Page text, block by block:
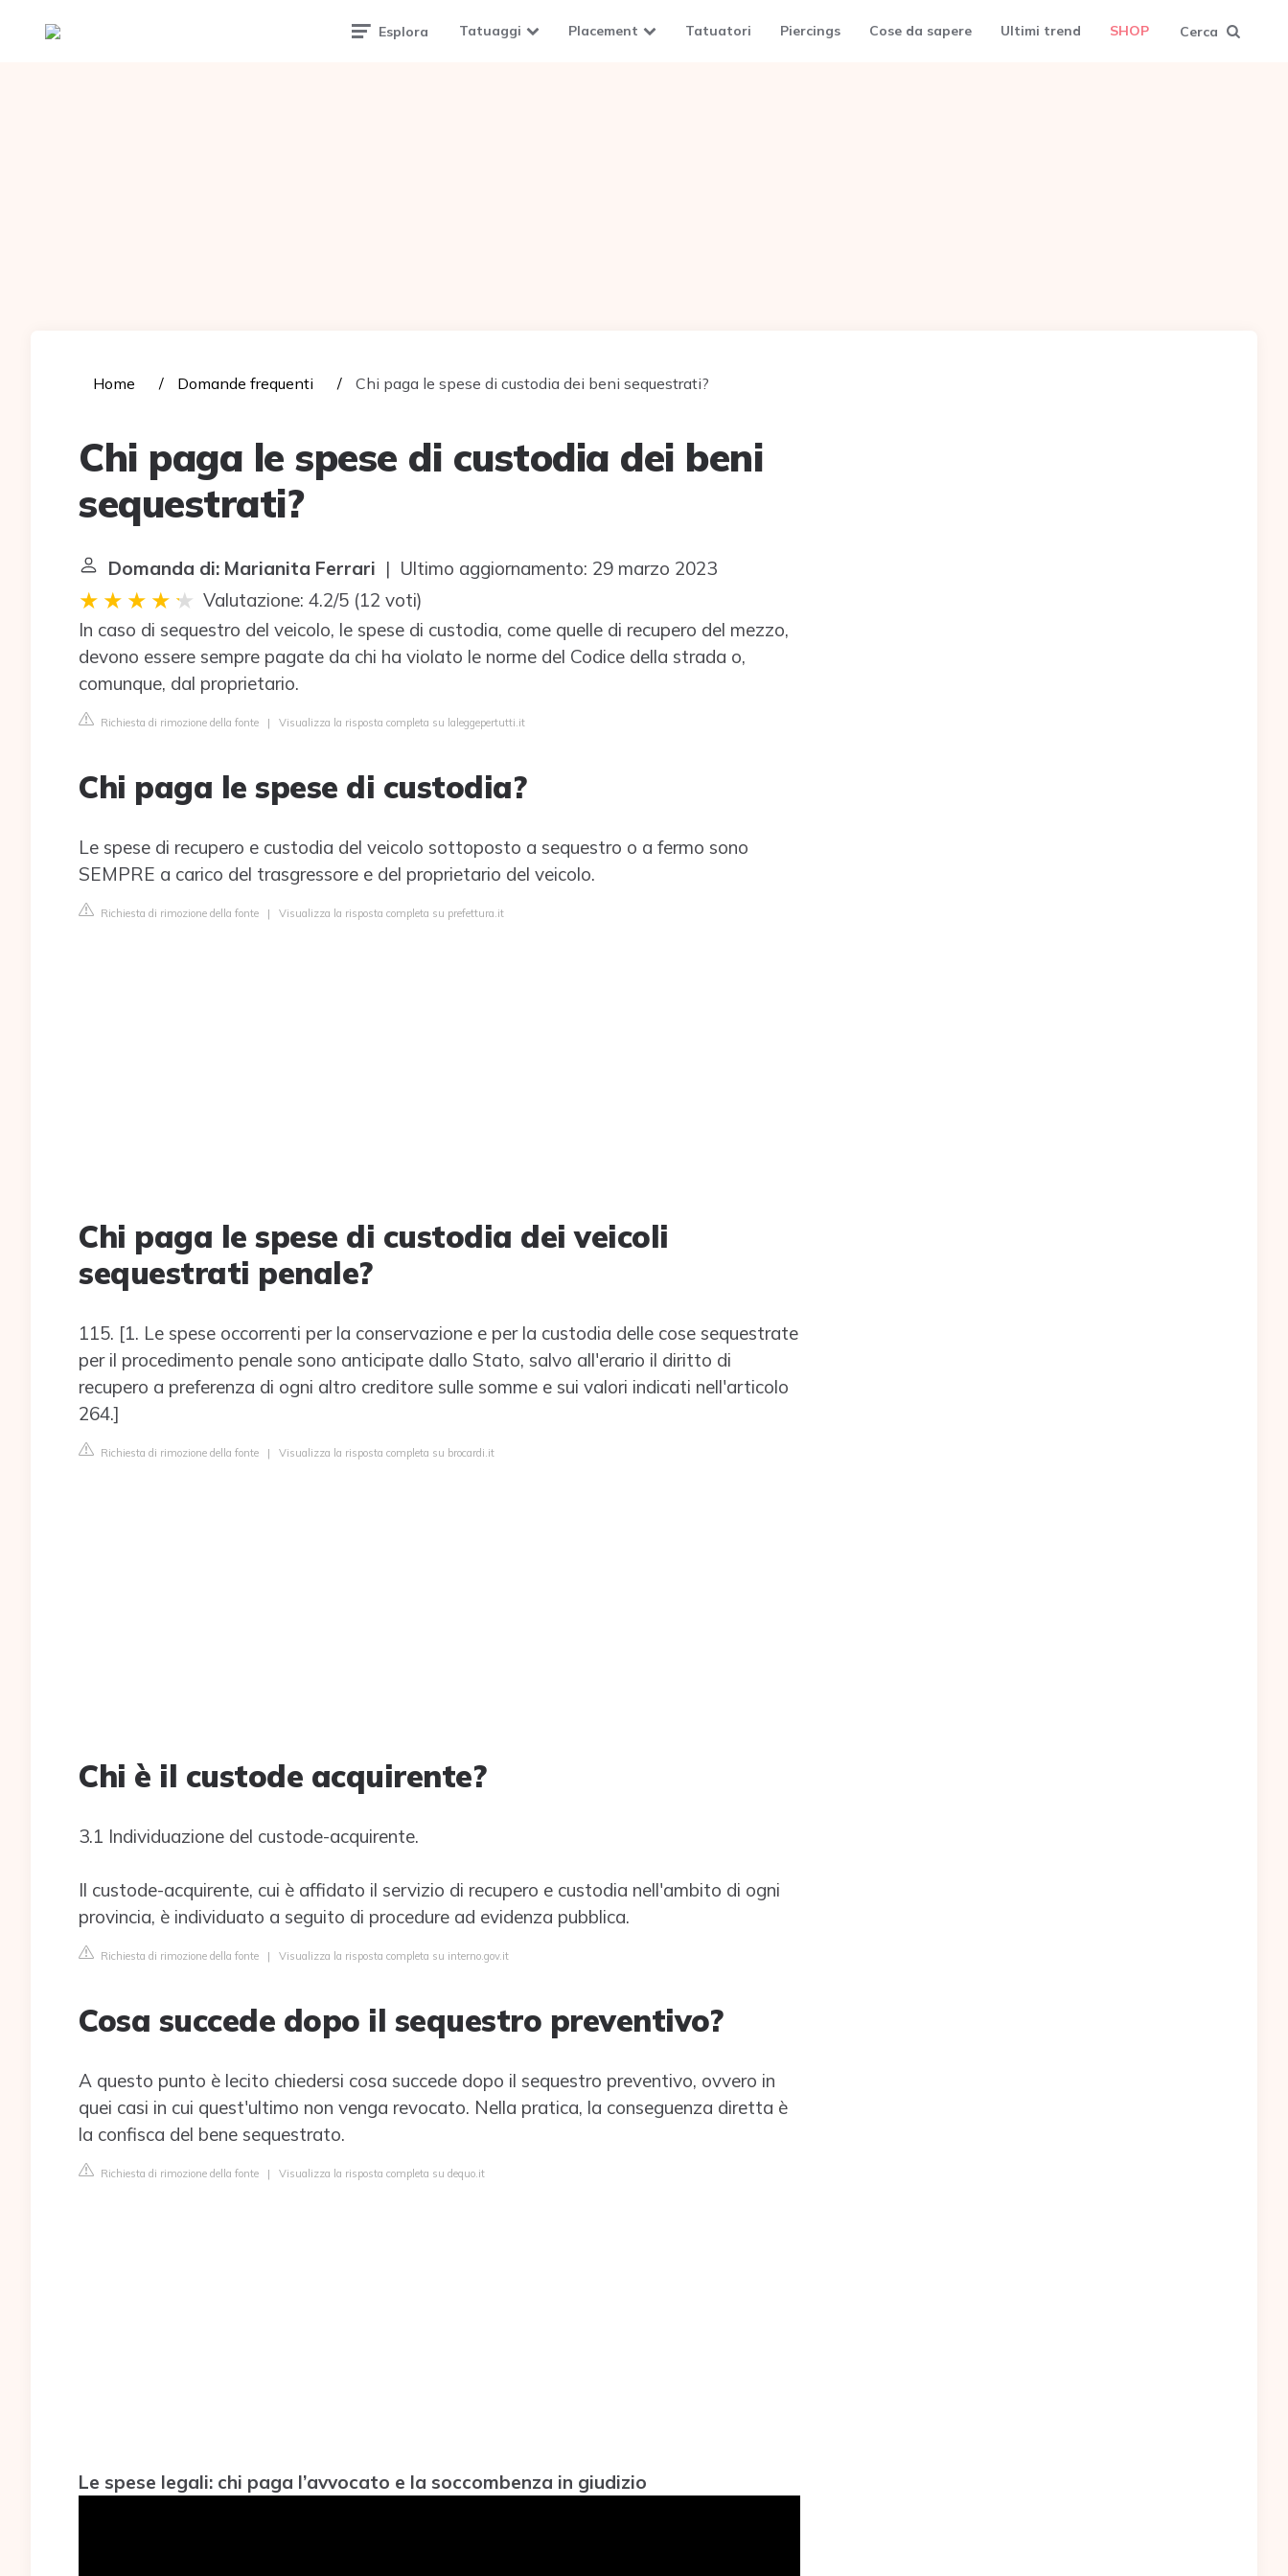
Tattoomuse.it Esplora Tatuaggi Placement Tatuatori Piercings Cose da sapere Ultimi trend SHOP Cerca
Home Domande frequenti Chi paga le spese di custodia dei beni sequestrati?
Chi paga le spese di custodia dei beni
sequestrati?
Domanda di: Marianita Ferrari | Ultimo aggiornamento: 29 marzo 2023
Valutazione: 4.2/5 (12 voti)
In caso di sequestro del veicolo, le spese di custodia, come quelle di recupero del mezzo,
devono essere sempre pagate da chi ha violato le norme del Codice della strada o,
comunque, dal proprietario.
Richiesta di rimozione della fonte | Visualizza la risposta completa su laleggepertutti.it
Chi paga le spese di custodia?
Le spese di recupero e custodia del veicolo sottoposto a sequestro o a fermo sono
SEMPRE a carico del trasgressore e del proprietario del veicolo.
Richiesta di rimozione della fonte | Visualizza la risposta completa su prefettura.it
Chi paga le spese di custodia dei veicoli
sequestrati penale?
115. [1. Le spese occorrenti per la conservazione e per la custodia delle cose sequestrate
per il procedimento penale sono anticipate dallo Stato, salvo all'erario il diritto di
recupero a preferenza di ogni altro creditore sulle somme e sui valori indicati nell'articolo
264.]
Richiesta di rimozione della fonte | Visualizza la risposta completa su brocardi.it
Chi è il custode acquirente?
3.1 Individuazione del custode-acquirente.
Il custode-acquirente, cui è affidato il servizio di recupero e custodia nell'ambito di ogni
provincia, è individuato a seguito di procedure ad evidenza pubblica.
Richiesta di rimozione della fonte | Visualizza la risposta completa su interno.gov.it
Cosa succede dopo il sequestro preventivo?
A questo punto è lecito chiedersi cosa succede dopo il sequestro preventivo, ovvero in
quei casi in cui quest'ultimo non venga revocato. Nella pratica, la conseguenza diretta è
la confisca del bene sequestrato.
Richiesta di rimozione della fonte | Visualizza la risposta completa su dequo.it
Le spese legali: chi paga l’avvocato e la soccombenza in giudizio